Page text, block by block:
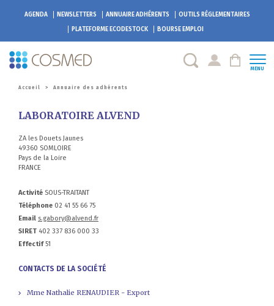
AGENDA NEWSLETTERS ANNUAIRE ADHÉRENTS
OUTILS RÉGLEMENTAIRES
PLATEFORMEECODESTOCK BOURSE EMPLOI
MENU
Accueil > Annuaire des adhérents
LABORATOIRE ALVEND
ZA les Douets Jaunes
49360 SOMLOIRE
Pays de la Loire
FRANCE
Activité SOUS-TRAITANT
Téléphone 02 41 55 66 75
Email s.gabory@alvend.fr
SIRET 402 337 836 000 33
Effectif51
CONTACTS DE LA SOCIÉTÉ
Mme Nathalie RENAUDIER - Export